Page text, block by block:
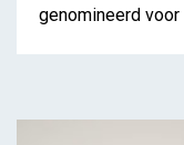
genomineerd